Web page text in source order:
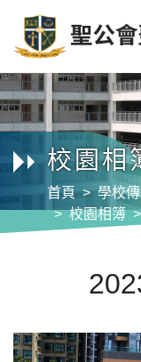
校園相
首頁 學校
校園相簿